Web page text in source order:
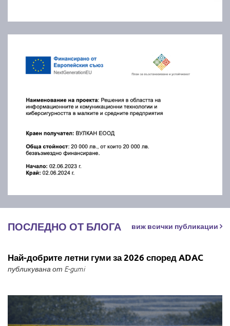
ПОСЛЕДНО ОТ БЛОГА виж всички публикации
Най-добрите летни гуми за 2026 според ADAC
публикувана от E-gumi